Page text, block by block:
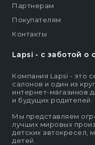
Lapsi - c заботой о
Компания Lapsi - это
салонов и один из
интернет-магазинов
и будущих родителей.
Мы представляем
лучших мировых
детских автокресел,
детей.
Партнерам
Покупателям
Контакты